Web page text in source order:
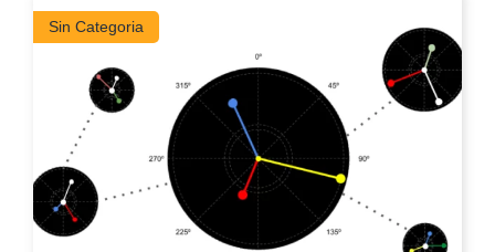
Sin Categoria